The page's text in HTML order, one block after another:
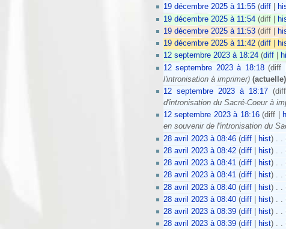
19 décembre 2025 à 11:55(diff|
19 décembre 2025 à 11:54(diff |
19 décembre 2025 à 11:53(diff |
19 décembre 2025 à 11:42(diff|
12 septembre 2023 à 18:24(diff|
12 septembre 2023 à 18:18(diff
l'intronisation à imprimer) (actuelle)
12 septembre 2023 à 18:17
d'intronisation du Sacré-Coeur à
12 septembre 2023 à 18:16(diff |
en souvenir de l'intronisation du
28 avril 2023 à 08:46(diff| hist)
28 avril 2023 à 08:42(diff| hist)
28 avril 2023 à 08:41(diff| hist) . .
28 avril 2023 à 08:41(diff| hist) . .
28 avril 2023 à 08:40(diff| hist)
28 avril 2023 à 08:40(diff| hist) . .
28 avril 2023 à 08:39(diff| hist) . .
28 avril 2023 à 08:39(diff| hist) . .